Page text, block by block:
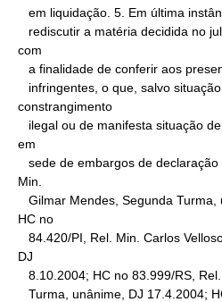
com
constrangimento
em
Min.
HC no
DJ